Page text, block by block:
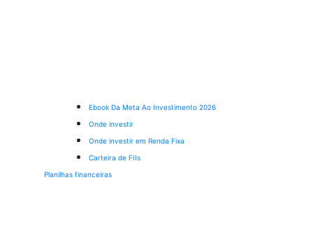
Ebook Da Meta Ao Investimento 2026
Onde investir
Onde investir em Renda Fixa
Carteira de FIIs
Planilhas financeiras